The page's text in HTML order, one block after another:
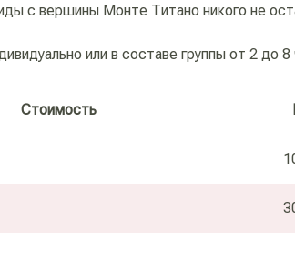
с вершины Монте Титано никого не
или в составе группы от 2 до 8
Стоимость